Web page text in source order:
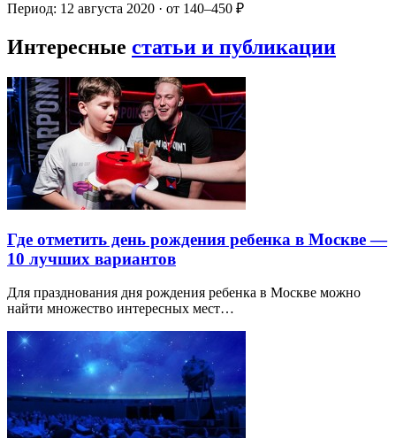
Период: 12 августа 2020 · от 140–450 ₽
Интересные статьи и публикации
Где отметить день рождения ребенка в Москве —
10 лучших вариантов
Для празднования дня рождения ребенка в Москве можно
найти множество интересных мест…